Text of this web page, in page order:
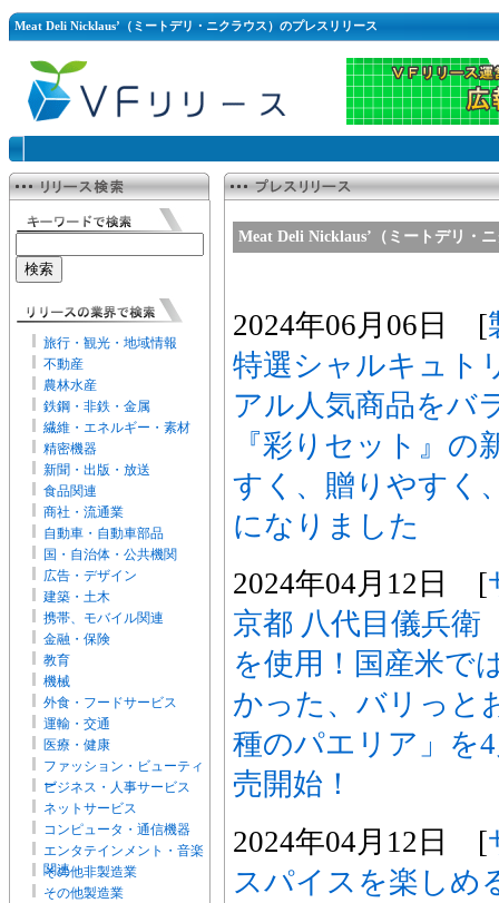
Meat Deli Nicklaus’（ミートデリ・ニクラウス）のプレスリリース
旅行・観光・地域情報
不動産
農林水産
鉄鋼・非鉄・金属
繊維・エネルギー・素材
精密機器
新聞・出版・放送
食品関連
商社・流通業
自動車・自動車部品
国・自治体・公共機関
広告・デザイン
建築・土木
携帯、モバイル関連
金融・保険
教育
機械
外食・フードサービス
運輸・交通
医療・健康
ファッション・ビューティ
ー
ビジネス・人事サービス
ネットサービス
コンピュータ・通信機器
エンタテインメント・音楽
関連
その他非製造業
その他製造業
Meat Deli Nicklaus’（ミートデリ・
2024年06月06日 [
特選シャルキュト
アル人気商品をバ
『彩りセット』
すく、贈りやすく
になりました
2024年04月12日 [
京都 八代目儀兵衛
を使用！国産米で
かった、バリっと
種のパエリア」を
売開始！
2024年04月12日 [
スパイスを楽しめ